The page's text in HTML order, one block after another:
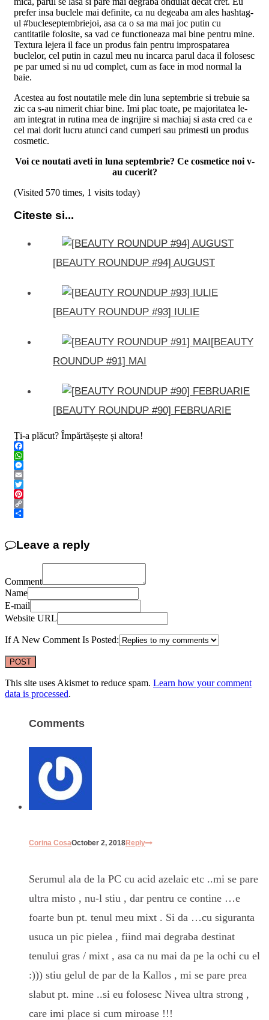
prefer insa buclele mai definite, ca nu degeaba am ales hashtag-
ul #bucleseptembriejoi, asa ca o sa ma mai joc putin cu
cantitatile folosite, sa vad ce functioneaza mai bine pentru mine.
Textura lejera il face un produs fain pentru improspatarea
buclelor, cel putin in cazul meu nu incarca parul daca il folosesc
pe par umed si nu ud complet, cum as face in mod normal la
baie.
Acestea au fost noutatile mele din luna septembrie si trebuie sa
zic ca s-au nimerit chiar bine. Imi plac toate, pe majoritatea le-
am integrat in rutina mea de ingrijire si machiaj si asta cred ca e
cel mai dorit lucru atunci cand cumperi sau primesti un produs
cosmetic.
Voi ce noutati aveti in luna septembrie? Ce cosmetice noi v-
au cucerit?
(Visited 570 times, 1 visits today)
Citeste si...
[BEAUTY ROUNDUP #94] AUGUST
[BEAUTY ROUNDUP #93] IULIE
[BEAUTY
ROUNDUP #91] MAI
[BEAUTY ROUNDUP #90] FEBRUARIE
Ți-a plăcut? Împărtășește și altora!
Facebook
WhatsApp
Messenger
Email
Twitter
Pinterest
Copy
Leave a reply
Comment
Name
E-mail
Website URL
If A New Comment Is Posted:
This site uses Akismet to reduce spam. Learn how your comment
data is processed.
Comments
Corina CosaOctober 2, 2018Reply
Serumul ala de la PC cu acid azelaic etc ..mi se pare
ultra misto , nu-l stiu , dar pentru ce contine …e
foarte bun pt. tenul meu mixt . Si da …cu siguranta
usuca un pic pielea , fiind mai degraba destinat
tenului gras / mixt , asa ca nu mai da pe la ochi cu el
:))) stiu gelul de par de la Kallos , mi se pare prea
slabut pt. mine ..si eu folosesc Nivea ultra strong ,
care imi place si cum miroase !!!